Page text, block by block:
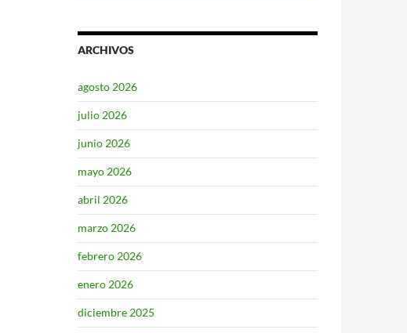
ARCHIVOS
agosto 2026
julio 2026
junio 2026
mayo 2026
abril 2026
marzo 2026
febrero 2026
enero 2026
diciembre 2025